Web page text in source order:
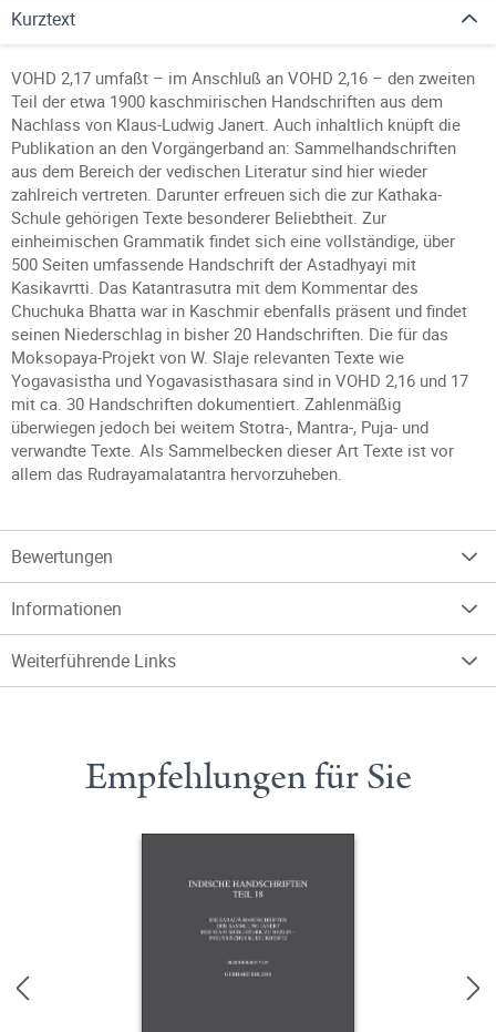
Kurztext
VOHD 2,17 umfaßt – im Anschluß an VOHD 2,16 – den zweiten
Teil der etwa 1900 kaschmirischen Handschriften aus dem
Nachlass von Klaus-Ludwig Janert. Auch inhaltlich knüpft die
Publikation an den Vorgängerband an: Sammelhandschriften
aus dem Bereich der vedischen Literatur sind hier wieder
zahlreich vertreten. Darunter erfreuen sich die zur Kathaka-
Schule gehörigen Texte besonderer Beliebtheit. Zur
einheimischen Grammatik findet sich eine vollständige, über
500 Seiten umfassende Handschrift der Astadhyayi mit
Kasikavrtti. Das Katantrasutra mit dem Kommentar des
Chuchuka Bhatta war in Kaschmir ebenfalls präsent und findet
seinen Niederschlag in bisher 20 Handschriften. Die für das
Moksopaya-Projekt von W. Slaje relevanten Texte wie
Yogavasistha und Yogavasisthasara sind in VOHD 2,16 und 17
mit ca. 30 Handschriften dokumentiert. Zahlenmäßig
überwiegen jedoch bei weitem Stotra-, Mantra-, Puja- und
verwandte Texte. Als Sammelbecken dieser Art Texte ist vor
allem das Rudrayamalatantra hervorzuheben.
Bewertungen
Informationen
Weiterführende Links
Empfehlungen für Sie